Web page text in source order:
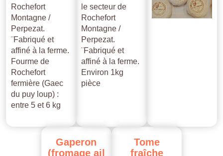
Rochefort
Montagne /
Perpezat.
¨Fabriqué et
affiné à la ferme.
Fourme de
Rochefort
fermière (Gaec
du puy loup) :
entre 5 et 6 kg
le secteur de
Rochefort
Montagne /
Perpezat.
¨Fabriqué et
affiné à la ferme.
Environ 1kg
pièce
Gaperon
(fromage ail
Tome
fraîche